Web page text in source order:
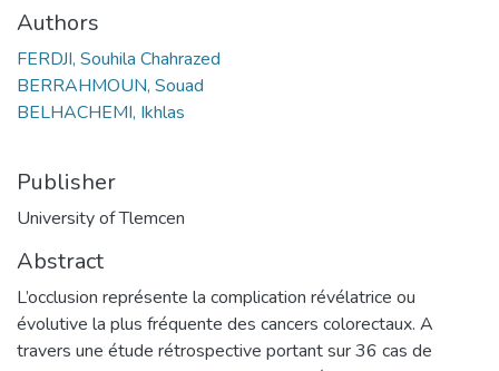
Authors
FERDJI, Souhila Chahrazed
BERRAHMOUN, Souad
BELHACHEMI, Ikhlas
Publisher
University of Tlemcen
Abstract
L’occlusion représente la complication révélatrice ou
évolutive la plus fréquente des cancers colorectaux. A
travers une étude rétrospective portant sur 36 cas de